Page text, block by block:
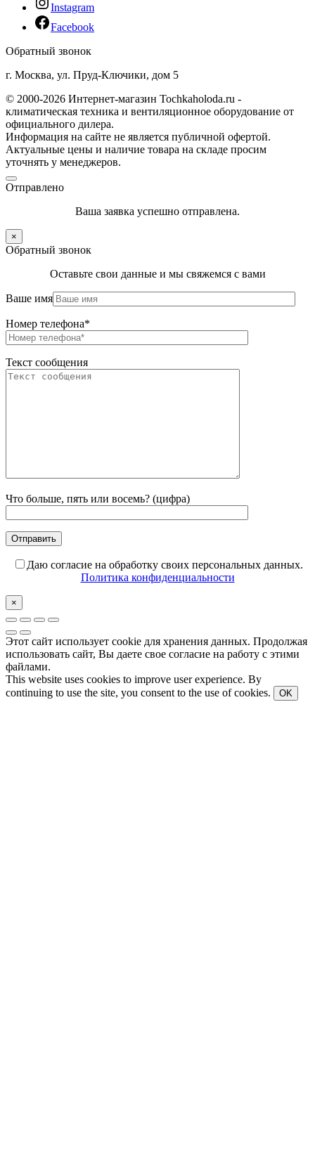
Instagram
Facebook
Обратный звонок
г. Москва, ул. Пруд-Ключики, дом 5
© 2000-2026 Интернет-магазин Tochkaholoda.ru -
климатическая техника и вентиляционное оборудование от
официального дилера.
Информация на сайте не является публичной офертой.
Актуальные цены и наличие товара на складе просим
уточнять у менеджеров.
Отправлено
Ваша заявка успешно отправлена.
×
Обратный звонок
Оставьте свои данные и мы свяжемся с вами
Ваше имя
Номер телефона*
Текст сообщения
Что больше, пять или восемь? (цифра)
Даю согласие на обработку своих персональных данных.
Политика конфиденциальности
×
Этот сайт использует cookie для хранения данных. Продолжая
использовать сайт, Вы даете свое согласие на работу с этими
файлами.
This website uses cookies to improve user experience. By
continuing to use the site, you consent to the use of cookies.
OK